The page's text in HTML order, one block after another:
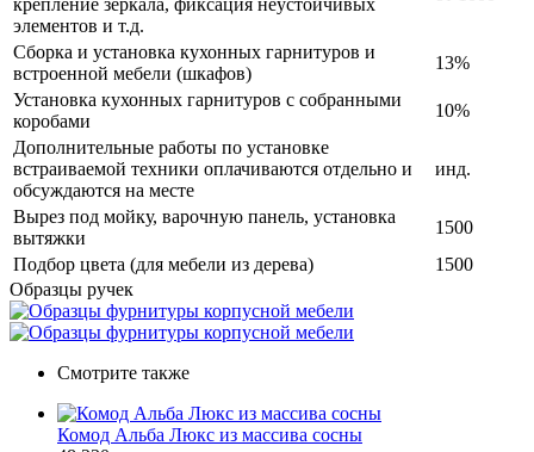
элементов и т.д.
Сборка и установка кухонных гарнитуров и
встроенной мебели (шкафов)
13%
Установка кухонных гарнитуров с собранными
коробами
10%
Дополнительные работы по установке
встраиваемой техники оплачиваются отдельно и
обсуждаются на месте
инд.
Вырез под мойку, варочную панель, установка
вытяжки
1500
Подбор цвета (для мебели из дерева)
1500
Образцы ручек
Смотрите также
Комод Альба Люкс из массива сосны